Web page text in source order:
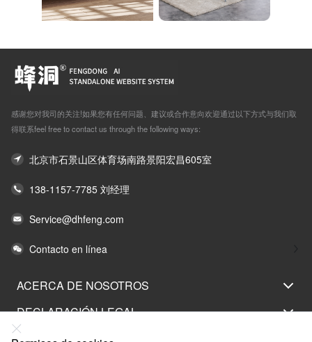
感谢您对我司的关注!如果您有任何问题、建议或合作意向欢迎通过以下方式与我们取
得联系feel free to contact us through the following ways:
北京市石景山区体育场南路景阳宏昌605室
138-1157-7785 刘经理
Service@dhfeng.com
Contacto en línea
ACERCA DE NOSOTROS
DECLARACIÓN LEGAL
AYUDA